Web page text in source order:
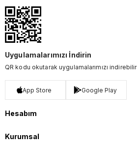
Uygulamalarımızı İndirin
QR kodu okutarak uygulamalarımızı
App Store Google Play
Hesabım
Kurumsal